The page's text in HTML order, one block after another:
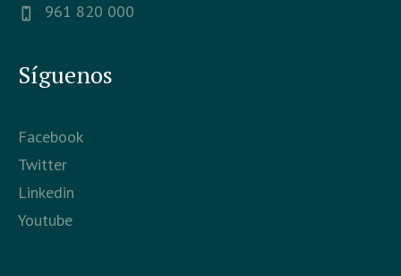
961 820 000
Síguenos
Facebook
Twitter
Linkedin
Youtube